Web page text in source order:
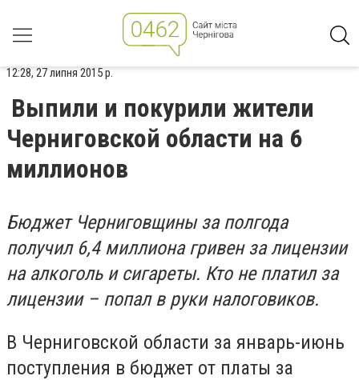
12:28, 27 липня 2015 р.
Выпили и покурили жители
Черниговской области на 6
миллионов
Бюджет Черниговщины за полгода
получил 6,4 миллиона гривен за лицензии
на алкоголь и сигареты. Кто не платил за
лицензии – попал в руки налоговиков.
В Черниговской области за январь-июнь
поступления в бюджет от платы за